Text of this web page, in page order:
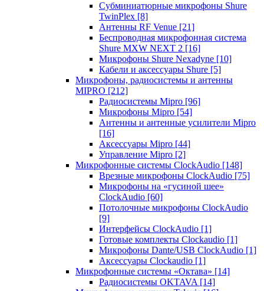
Субминиатюрные микрофоны Shure
TwinPlex [8]
Антенны RF Venue [21]
Беспроводная микрофонная система
Shure MXW NEXT 2 [16]
Микрофоны Shure Nexadyne [10]
Кабели и аксессуары Shure [5]
Микрофоны, радиосистемы и антенны
MIPRO [212]
Радиосистемы Mipro [96]
Микрофоны Mipro [54]
Антенны и антенные усилители Mipro
[16]
Аксессуары Mipro [44]
Управление Mipro [2]
Микрофонные системы ClockAudio [148]
Врезные микрофоны ClockAudio [75]
Микрофоны на «гусиной шее»
ClockAudio [60]
Потолочные микрофоны ClockAudio
[9]
Интерфейсы ClockAudio [1]
Готовые комплекты Clockaudio [1]
Микрофоны Dante/USB ClockAudio [1]
Аксессуары Clockaudio [1]
Микрофонные системы «Октава» [14]
Радиосистемы OKTAVA [14]